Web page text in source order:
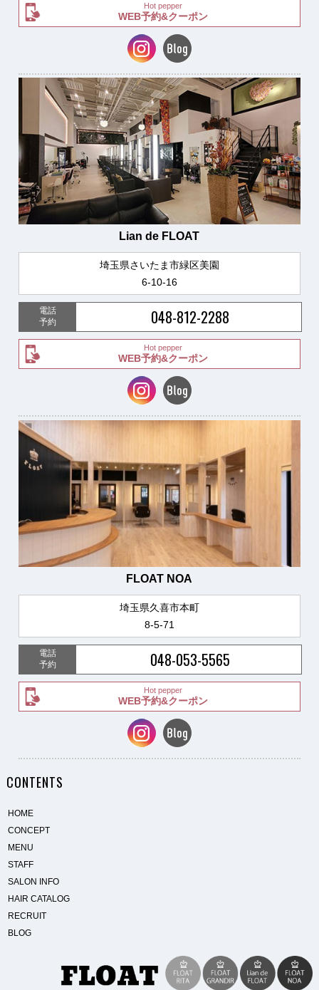
Hot pepper
WEB予約&クーポン
Lian de FLOAT
埼玉県さいたま市緑区美園
6-10-16
電話
予約
048-812-2288
Hot pepper
WEB予約&クーポン
FLOAT NOA
埼玉県久喜市本町
8-5-71
電話
予約
048-053-5565
Hot pepper
WEB予約&クーポン
CONTENTS
HOME
CONCEPT
MENU
STAFF
SALON INFO
HAIR CATALOG
RECRUIT
BLOG